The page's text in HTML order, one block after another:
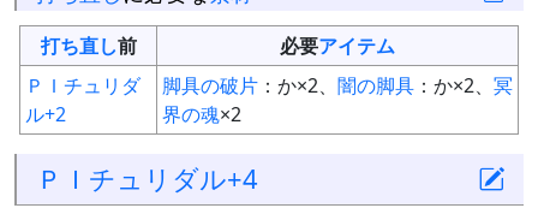
打ち直し前 必要アイテム
ＰＩチュリダ
ル+2
脚具の破片 ：か×2、 闇の脚具 ：か×2、 冥
界の魂×2
ＰＩチュリダル+4